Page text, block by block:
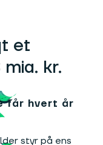
et
kr.
får hvert år
styr på ens